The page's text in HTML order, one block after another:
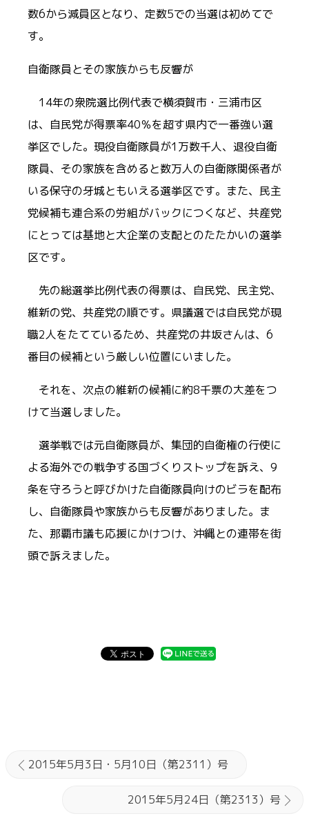
数6から減員区となり、定数5での当選は初めてで
す。
自衛隊員とその家族からも反響が
14年の衆院選比例代表で横須賀市・三浦市区
は、自民党が得票率40％を超す県内で一番強い選
挙区でした。現役自衛隊員が1万数千人、退役自衛
隊員、その家族を含めると数万人の自衛隊関係者が
いる保守の牙城ともいえる選挙区です。また、民主
党候補も連合系の労組がバックにつくなど、共産党
にとっては基地と大企業の支配とのたたかいの選挙
区です。
先の総選挙比例代表の得票は、自民党、民主党、
維新の党、共産党の順です。県議選では自民党が現
職2人をたてているため、共産党の井坂さんは、6
番目の候補という厳しい位置にいました。
それを、次点の維新の候補に約8千票の大差をつ
けて当選しました。
選挙戦では元自衛隊員が、集団的自衛権の行使に
よる海外での戦争する国づくりストップを訴え、9
条を守ろうと呼びかけた自衛隊員向けのビラを配布
し、自衛隊員や家族からも反響がありました。ま
た、那覇市議も応援にかけつけ、沖縄との連帯を街
頭で訴えました。
2015年5月3日・5月10日（第2311）号
2015年5月24日（第2313）号